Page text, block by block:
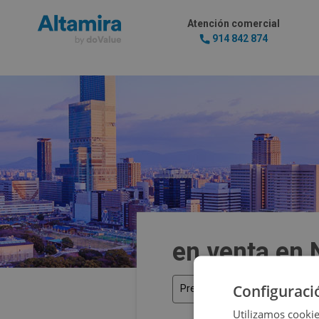
Atención comercial
914 842 874
en venta en
Precio
Utilizamos